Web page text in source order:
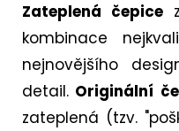
Zateplená čepice
kombinace
nejnovějšího
detail. Originální
zateplená (tzv.